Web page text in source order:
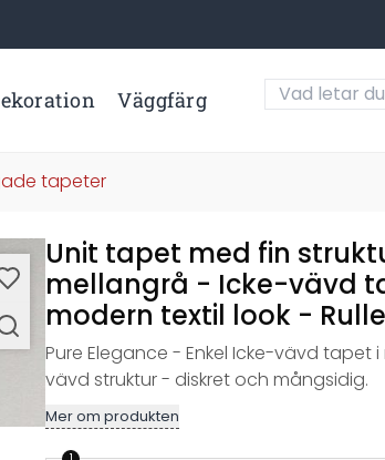
Väggfärg
tapeter
Unit tapet med fin
mellangrå - Icke-vävd
modern textil look - Rulle
Pure Elegance - Enkel Icke-vävd tapet
vävd struktur - diskret och mångsidig.
Mer om produkten